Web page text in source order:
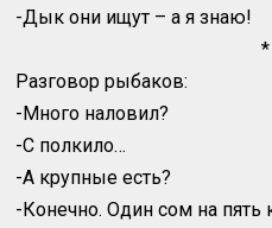
-Дык они ищут – а я знаю!
*
Разговор рыбаков:
-Много наловил?
-С полкило…
-А крупные есть?
-Конечно. Один сом на пять